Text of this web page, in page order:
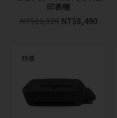
印表機
NT$11,128 NT$8,490
特價